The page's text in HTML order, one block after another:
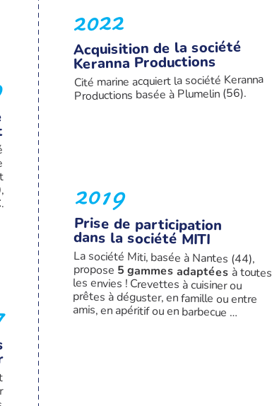
2022
Acquisition de la société
Keranna Productions
Cité marine acquiert la société Keranna
Productions basée à Plumelin (56).
. 2019
Prise de participation
dans la société MITI
La société Miti, basée à Nantes (44),
propose 5 gammes adaptées à toutes
les envies ! Crevettes à cuisiner ou
prêtes à déguster, en famille ou entre
amis, en apéritif ou en barbecue …